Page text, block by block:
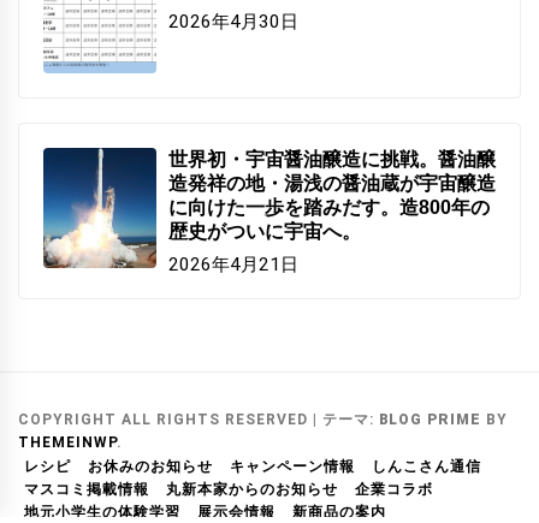
2026年4月30日
世界初・宇宙醤油醸造に挑戦。醤油醸
造発祥の地・湯浅の醤油蔵が宇宙醸造
に向けた一歩を踏みだす。造800年の
歴史がついに宇宙へ。
2026年4月21日
COPYRIGHT ALL RIGHTS RESERVED テーマ: BLOG PRIME BY
THEMEINWP.
レシピ
お休みのお知らせ キャンペーン情報
しんこさん通信
マスコミ掲載情報
丸新本家からのお知らせ
企業コラボ
地元小学生の体験学習
展示会情報 新商品の案内